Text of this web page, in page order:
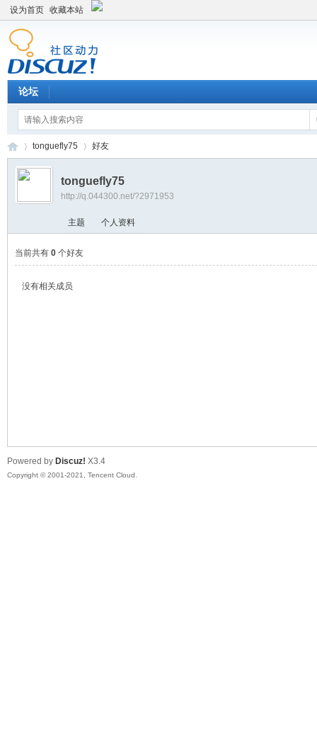
设为首页 收藏本站
论坛
›
tonguefly75 好友
tonguefly75
http://q.044300.net/?2971953
主题 个人资料
当前共有 0个好友
没有相关成员
Powered by Discuz! X3.4
Copyright © 2001-2021, Tencent Cloud.